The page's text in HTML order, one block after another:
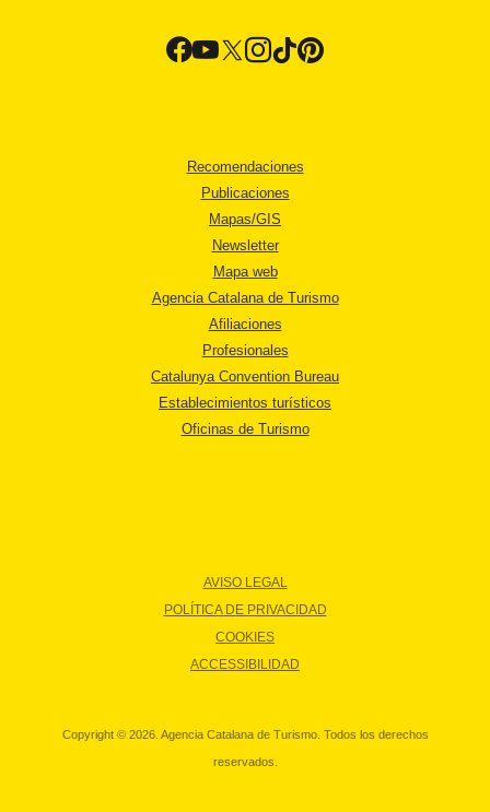
Recomendaciones
Publicaciones
Mapas/GIS
Newsletter
Mapa web
Agencia Catalana de Turismo
Afiliaciones
Profesionales
Catalunya Convention Bureau
Establecimientos turísticos
Oficinas de Turismo
AVISO LEGAL
POLÍTICA DE PRIVACIDAD
COOKIES
ACCESSIBILIDAD
Copyright © 2026. Agencia Catalana de Turismo. Todos los derechos
reservados.